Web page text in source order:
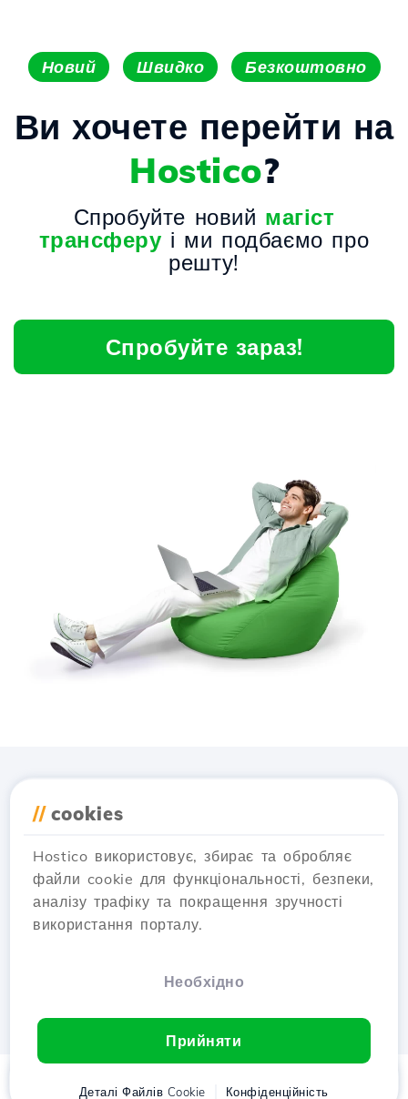
Новий Швидко Безкоштовно
Ви хочете перейти на
Hostico?
Спробуйте новий магіст
трансферу і ми подбаємо про
решту!
Спробуйте зараз!
// cookies
Hostico використовує, збирає та обробляє
файли cookie для функціональності, безпеки,
аналізу трафіку та покращення зручності
використання порталу.
Необхідно
Прийняти
Деталі Файлів Cookie Конфіденційність
Клієнт Кошик Chat